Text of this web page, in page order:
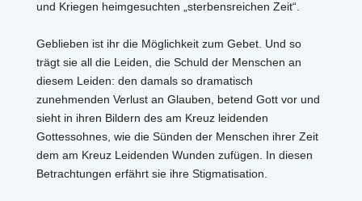
und Kriegen heimgesuchten „sterbensreichen Zeit“.
Geblieben ist ihr die Möglichkeit zum Gebet. Und so
trägt sie all die Leiden, die Schuld der Menschen an
diesem Leiden: den damals so dramatisch
zunehmenden Verlust an Glauben, betend Gott vor und
sieht in ihren Bildern des am Kreuz leidenden
Gottessohnes, wie die Sünden der Menschen ihrer Zeit
dem am Kreuz Leidenden Wunden zufügen. In diesen
Betrachtungen erfährt sie ihre Stigmatisation.